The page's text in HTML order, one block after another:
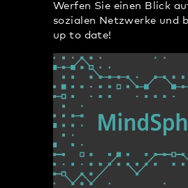
Werfen Sie einen Blick
sozialen Netzwerke und
up to date!